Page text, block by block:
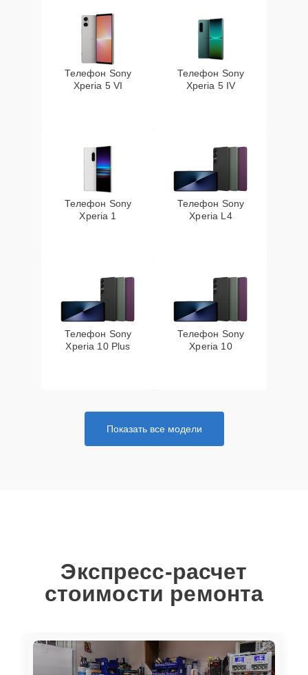
Телефон Sony
Xperia 5 VI
Телефон Sony
Xperia 5 IV
Телефон Sony
Xperia 1
Телефон Sony
Xperia L4
Телефон Sony
Xperia 10 Plus
Телефон Sony
Xperia 10
Показать все модели
Экспресс-расчет
стоимости ремонта